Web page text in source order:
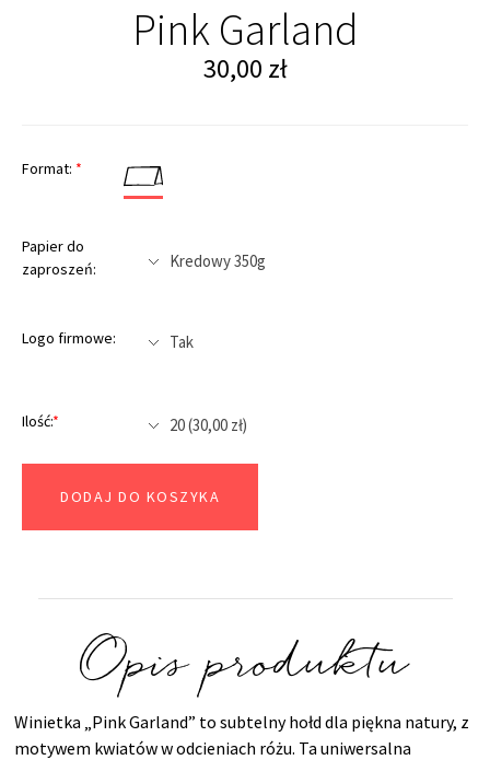
Pink Garland
30,00 zł
Format: *
Papier do
zaproszeń:
Logo firmowe:
Ilość:*
DODAJ DO KOSZYKA
Opis produktu
Winietka „Pink Garland” to subtelny hołd dla piękna natury, z
motywem kwiatów w odcieniach różu. Ta uniwersalna